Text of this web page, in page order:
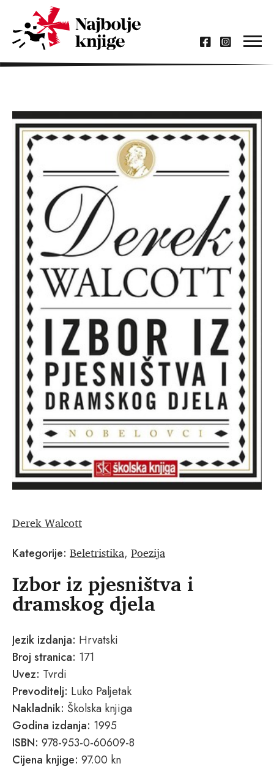
Derek Walcott
Kategorije: Beletristika, Poezija
Izbor iz pjesništva i
dramskog djela
Jezik izdanja: Hrvatski
Broj stranica: 171
Uvez: Tvrdi
Prevoditelj: Luko Paljetak
Nakladnik: Školska knjiga
Godina izdanja: 1995
ISBN: 978-953-0-60609-8
Cijena knjige: 97.00 kn